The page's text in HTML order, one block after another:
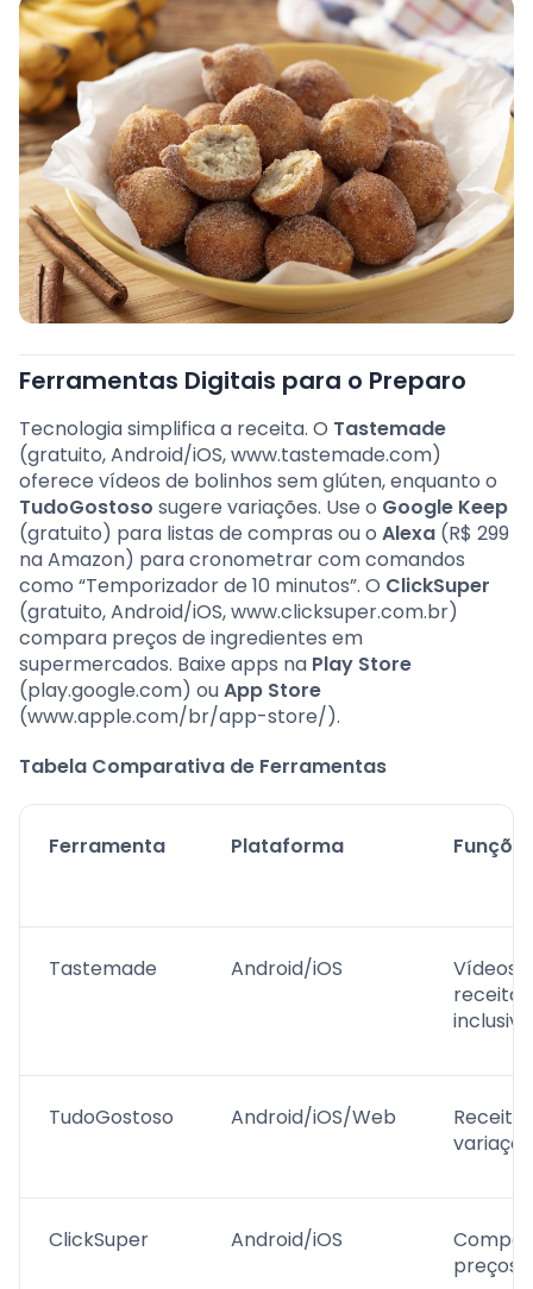
Ferramentas Digitais para o Preparo
Tecnologia simplifica a receita. O Tastemade
(gratuito, Android/iOS, www.tastemade.com)
oferece vídeos de bolinhos sem glúten, enquanto o
TudoGostoso sugere variações. Use o Google Keep
(gratuito) para listas de compras ou o Alexa (R$ 299
na Amazon) para cronometrar com comandos
como “Temporizador de 10 minutos”. O ClickSuper
(gratuito, Android/iOS, www.clicksuper.com.br)
compara preços de ingredientes em
supermercados. Baixe apps na Play Store
(play.google.com) ouApp Store
(www.apple.com/br/app-store/).
Tabela Comparativa de Ferramentas
Ferramenta Plataforma
Tastemade Android/iOS
Vídeos
receitas
TudoGostoso Android/iOS/Web
ClickSuper Android/iOS
preços